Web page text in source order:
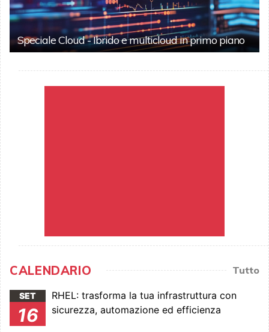
Speciale Cloud - Ibrido e multicloud in primo piano
CALENDARIO Tutto
SET
16
RHEL: trasforma la tua infrastruttura con
sicurezza, automazione ed efficienza